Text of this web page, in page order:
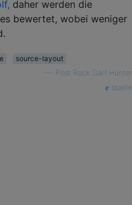
daher werden die
bewertet, wobei weniger
source-layout
Post Rock Garf Hunter
quelle